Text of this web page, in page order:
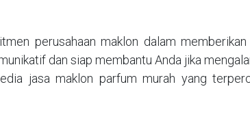
perusahaan maklon dalam memberikan
dan siap membantu Anda jika
jasa maklon parfum murah yang